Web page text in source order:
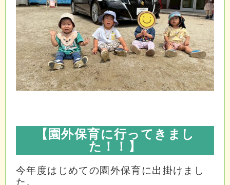
【園外保育に行ってきまし
た！！ 】
今年度はじめての園外保育に出掛けまし
た。